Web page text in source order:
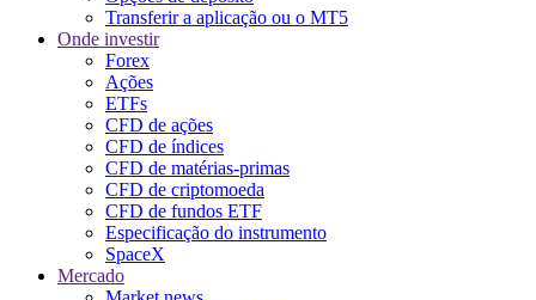
Transferir a aplicação ou o MT5
Onde investir
Forex
Ações
ETFs
CFD de ações
CFD de índices
CFD de matérias-primas
CFD de criptomoeda
CFD de fundos ETF
Especificação do instrumento
SpaceX
Mercado